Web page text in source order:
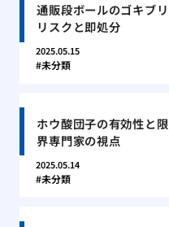
通販段ボールのゴキブリ
リスクと即処分
2025.05.15
未分類
ホウ酸団子の有効性と限
界専門家の視点
2025.05.14
未分類